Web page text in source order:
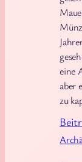
eine
aber
zu